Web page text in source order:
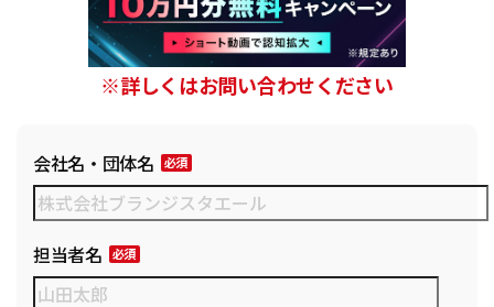
※詳しくはお問い合わせください
会社名・団体名
担当者名